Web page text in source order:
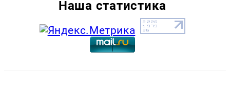
Наша статистика